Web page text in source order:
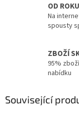
OD
Na
spousty
ZBOŽÍ
95%
nabídku
Související